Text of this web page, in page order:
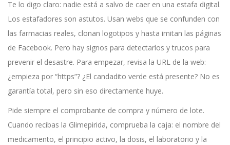
Te lo digo claro: nadie está a salvo de caer en una estafa digital.
Los estafadores son astutos. Usan webs que se confunden con
las farmacias reales, clonan logotipos y hasta imitan las páginas
de Facebook. Pero hay signos para detectarlos y trucos para
prevenir el desastre. Para empezar, revisa la URL de la web:
¿empieza por “https”? ¿El candadito verde está presente? No es
garantía total, pero sin eso directamente huye.
Pide siempre el comprobante de compra y número de lote.
Cuando recibas la Glimepirida, comprueba la caja: el nombre del
medicamento, el principio activo, la dosis, el laboratorio y la